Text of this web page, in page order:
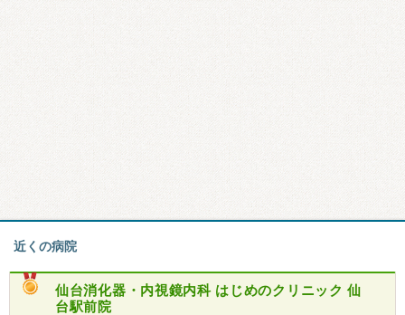
近くの病院
仙台消化器・内視鏡内科 はじめのクリニック 仙
台駅前院